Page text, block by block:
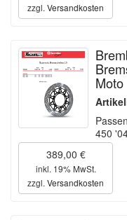
zzgl. Versandkosten
Moto
450
389,00 €
inkl. 19% MwSt.
zzgl. Versandkosten